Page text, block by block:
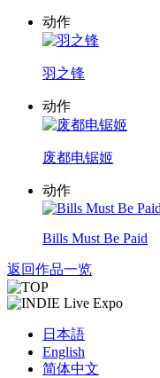
动作
羽之锋
动作
废都电锯姬
动作
Bills Must Be Paid
返回作品一览
日本語
English
简体中文